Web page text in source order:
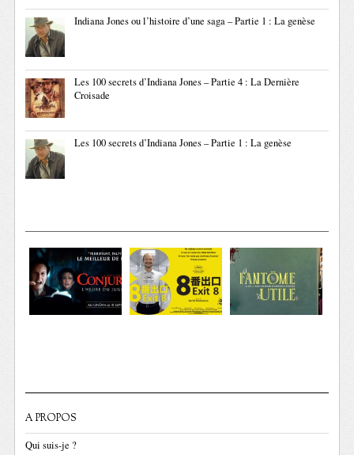
Indiana Jones ou l’histoire d’une saga – Partie 1 : La genèse
Les 100 secrets d’Indiana Jones – Partie 4 : La Dernière
Croisade
Les 100 secrets d’Indiana Jones – Partie 1 : La genèse
A PROPOS
Qui suis-je ?